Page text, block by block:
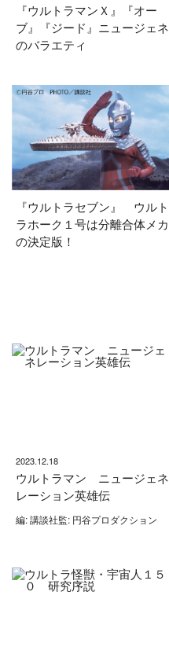
『ウルトラマンＸ』『オー
ブ』『ジード』ニュージェネ
のバラエティ
『ウルトラセブン』 ウルト
ラホーク１号は分離合体メカ
の決定版！
2023.12.18
ウルトラマン ニュージェネ
レーション英雄伝
編: 講談社監: 円谷プロダクション